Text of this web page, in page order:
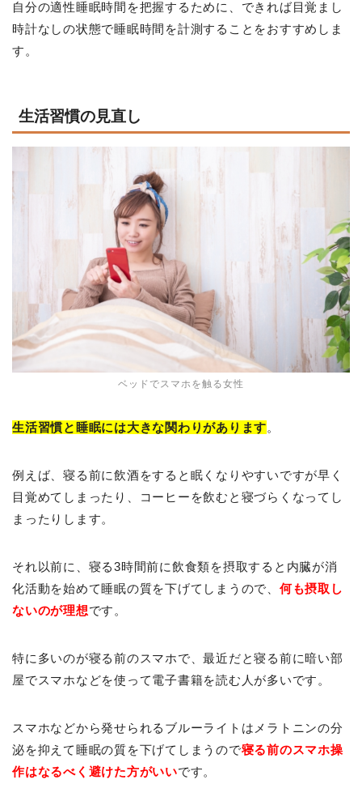
自分の適性睡眠時間を把握するために、できれば目覚まし
時計なしの状態で睡眠時間を計測することをおすすめしま
す。
生活習慣の見直し
ベッドでスマホを触る女性
生活習慣と睡眠には大きな関わりがあります。
例えば、寝る前に飲酒をすると眠くなりやすいですが早く
目覚めてしまったり、コーヒーを飲むと寝づらくなってし
まったりします。
それ以前に、寝る3時間前に飲食類を摂取すると内臓が消
化活動を始めて睡眠の質を下げてしまうので、 何も摂取し
ないのが理想です。
特に多いのが寝る前のスマホで、最近だと寝る前に暗い部
屋でスマホなどを使って電子書籍を読む人が多いです。
スマホなどから発せられるブルーライトはメラトニンの分
泌を抑えて睡眠の質を下げてしまうので寝る前のスマホ操
作はなるべく避けた方がいいです。